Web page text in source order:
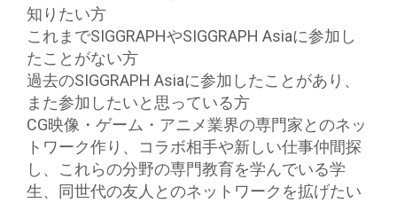
知りたい方
これまでSIGGRAPHやSIGGRAPH Asiaに参加し
たことがない方
過去のSIGGRAPH Asiaに参加したことがあり、
また参加したいと思っている方
CG映像・ゲーム・アニメ業界の専門家とのネッ
トワーク作り、コラボ相手や新しい仕事仲間探
し、これらの分野の専門教育を学んでいる学
生、同世代の友人とのネットワークを拡げたい